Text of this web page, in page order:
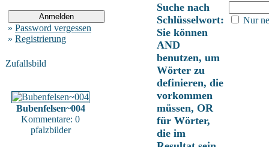
» Password vergessen
» Registrierung
Zufallsbild
Bubenfelsen~004
Kommentare: 0
pfalzbilder
Suche nach
Schlüsselwort:
Sie können
AND
benutzen, um
Wörter zu
definieren, die
vorkommen
müssen, OR
für Wörter,
die im
Nur